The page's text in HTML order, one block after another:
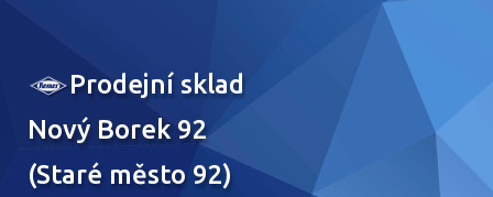
Prodejní sklad
Nový Borek 92
(Staré město 92)